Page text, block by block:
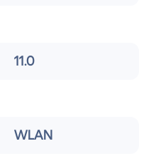
11.0
WLAN